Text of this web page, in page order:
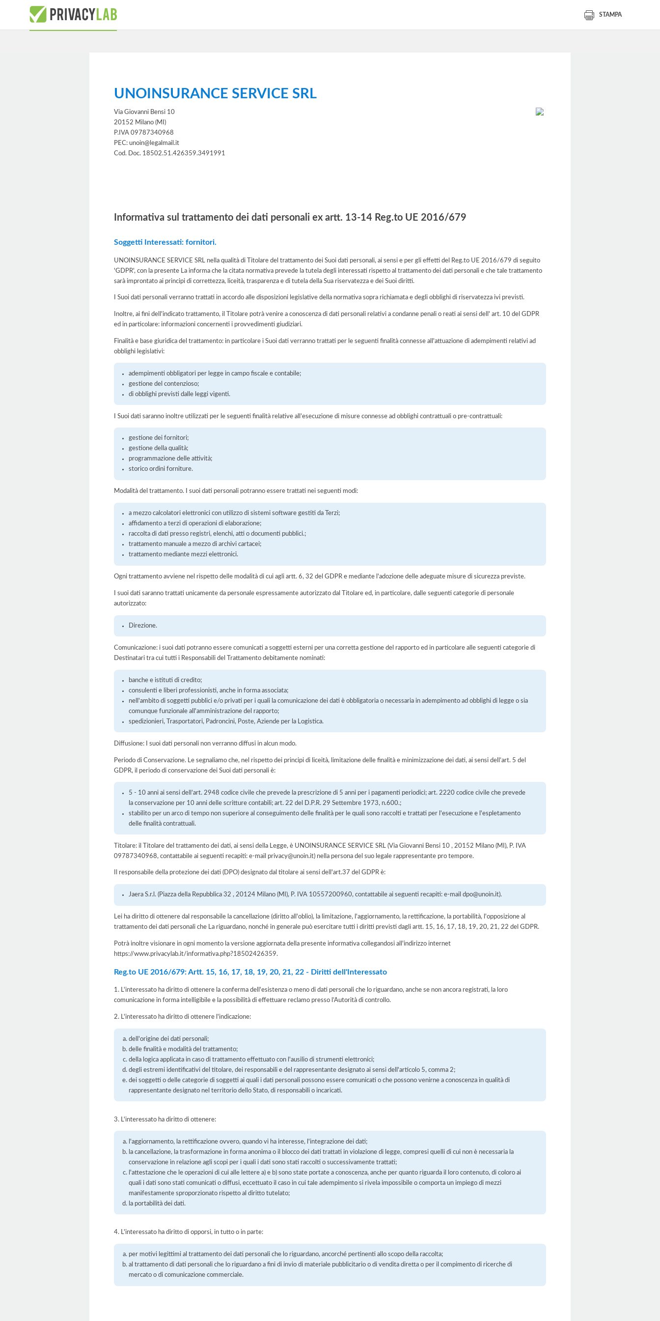
STAMPA
UNOINSURANCE SERVICE SRL
Via Giovanni Bensi 10
20152 Milano (MI)
P.IVA 09787340968
PEC: unoin@legalmail.it
Cod. Doc. 18502.51.426359.3491991
Informativa sul trattamento dei dati personali ex artt. 13-14 Reg.to UE 2016/679
Soggetti Interessati: fornitori.
UNOINSURANCE SERVICE SRL nella qualità di Titolare del trattamento dei Suoi dati personali, ai sensi e per gli effetti del Reg.to UE 2016/679 di seguito
'GDPR', con la presente La informa che la citata normativa prevede la tutela degli interessati rispetto al trattamento dei dati personali e che tale trattamento
sarà improntato ai principi di correttezza, liceità, trasparenza e di tutela della Sua riservatezza e dei Suoi diritti.
I Suoi dati personali verranno trattati in accordo alle disposizioni legislative della normativa sopra richiamata e degli obblighi di riservatezza ivi previsti.
Inoltre, ai fini dell'indicato trattamento, il Titolare potrà venire a conoscenza di dati personali relativi a condanne penali o reati ai sensi dell' art. 10 del GDPR
ed in particolare: informazioni concernenti i provvedimenti giudiziari.
Finalità e base giuridica del trattamento: in particolare i Suoi dati verranno trattati per le seguenti finalità connesse all'attuazione di adempimenti relativi ad
obblighi legislativi:
adempimenti obbligatori per legge in campo fiscale e contabile;
gestione del contenzioso;
di obblighi previsti dalle leggi vigenti.
I Suoi dati saranno inoltre utilizzati per le seguenti finalità relative all’esecuzione di misure connesse ad obblighi contrattuali o pre-contrattuali:
gestione dei fornitori;
gestione della qualità;
programmazione delle attività;
storico ordini forniture.
Modalità del trattamento. I suoi dati personali potranno essere trattati nei seguenti modi:
a mezzo calcolatori elettronici con utilizzo di sistemi software gestiti da Terzi;
affidamento a terzi di operazioni di elaborazione;
raccolta di dati presso registri, elenchi, atti o documenti pubblici.;
trattamento manuale a mezzo di archivi cartacei;
trattamento mediante mezzi elettronici.
Ogni trattamento avviene nel rispetto delle modalità di cui agli artt. 6, 32 del GDPR e mediante l'adozione delle adeguate misure di sicurezza previste.
I suoi dati saranno trattati unicamente da personale espressamente autorizzato dal Titolare ed, in particolare, dalle seguenti categorie di personale
autorizzato:
Direzione.
Comunicazione: i suoi dati potranno essere comunicati a soggetti esterni per una corretta gestione del rapporto ed in particolare alle seguenti categorie di
Destinatari tra cui tutti i Responsabili del Trattamento debitamente nominati:
banche e istituti di credito;
consulenti e liberi professionisti, anche in forma associata;
nell'ambito di soggetti pubblici e/o privati per i quali la comunicazione dei dati è obbligatoria o necessaria in adempimento ad obblighi di legge o sia
comunque funzionale all'amministrazione del rapporto;
spedizionieri, Trasportatori, Padroncini, Poste, Aziende per la Logistica.
Diffusione: I suoi dati personali non verranno diffusi in alcun modo.
Periodo di Conservazione. Le segnaliamo che, nel rispetto dei principi di liceità, limitazione delle finalità e minimizzazione dei dati, ai sensi dell’art. 5 del
GDPR, il periodo di conservazione dei Suoi dati personali è:
5 - 10 anni ai sensi dell’art. 2948 codice civile che prevede la prescrizione di 5 anni per i pagamenti periodici; art. 2220 codice civile che prevede
la conservazione per 10 anni delle scritture contabili; art. 22 del D.P.R. 29 Settembre 1973, n.600.;
stabilito per un arco di tempo non superiore al conseguimento delle finalità per le quali sono raccolti e trattati per l'esecuzione e l'espletamento
delle finalità contrattuali.
Titolare: il Titolare del trattamento dei dati, ai sensi della Legge, è UNOINSURANCE SERVICE SRL (Via Giovanni Bensi 10 , 20152 Milano (MI), P. IVA
09787340968, contattabile ai seguenti recapiti: e-mail privacy@unoin.it) nella persona del suo legale rappresentante pro tempore.
Il responsabile della protezione dei dati (DPO) designato dal titolare ai sensi dell'art.37 del GDPR è:
Jaera S.r.l. (Piazza della Repubblica 32 , 20124 Milano (MI), P. IVA 10557200960, contattabile ai seguenti recapiti: e-mail dpo@unoin.it).
Lei ha diritto di ottenere dal responsabile la cancellazione (diritto all'oblio), la limitazione, l'aggiornamento, la rettificazione, la portabilità, l'opposizione al
trattamento dei dati personali che La riguardano, nonché in generale può esercitare tutti i diritti previsti dagli artt. 15, 16, 17, 18, 19, 20, 21, 22 del GDPR.
Potrà inoltre visionare in ogni momento la versione aggiornata della presente informativa collegandosi all'indirizzo internet
https://www.privacylab.it/informativa.php?18502426359.
Reg.to UE 2016/679: Artt. 15, 16, 17, 18, 19, 20, 21, 22 - Diritti dell'Interessato
1. L'interessato ha diritto di ottenere la conferma dell'esistenza o meno di dati personali che lo riguardano, anche se non ancora registrati, la loro
comunicazione in forma intelligibile e la possibilità di effettuare reclamo presso l’Autorità di controllo.
2. L'interessato ha diritto di ottenere l'indicazione:
dell'origine dei dati personali;
delle finalità e modalità del trattamento;
della logica applicata in caso di trattamento effettuato con l'ausilio di strumenti elettronici;
degli estremi identificativi del titolare, dei responsabili e del rappresentante designato ai sensi dell'articolo 5, comma 2;
dei soggetti o delle categorie di soggetti ai quali i dati personali possono essere comunicati o che possono venirne a conoscenza in qualità di
rappresentante designato nel territorio dello Stato, di responsabili o incaricati.
3. L'interessato ha diritto di ottenere:
l'aggiornamento, la rettificazione ovvero, quando vi ha interesse, l'integrazione dei dati;
la cancellazione, la trasformazione in forma anonima o il blocco dei dati trattati in violazione di legge, compresi quelli di cui non è necessaria la
conservazione in relazione agli scopi per i quali i dati sono stati raccolti o successivamente trattati;
l'attestazione che le operazioni di cui alle lettere a) e b) sono state portate a conoscenza, anche per quanto riguarda il loro contenuto, di coloro ai
quali i dati sono stati comunicati o diffusi, eccettuato il caso in cui tale adempimento si rivela impossibile o comporta un impiego di mezzi
manifestamente sproporzionato rispetto al diritto tutelato;
la portabilità dei dati.
4. L'interessato ha diritto di opporsi, in tutto o in parte:
per motivi legittimi al trattamento dei dati personali che lo riguardano, ancorché pertinenti allo scopo della raccolta;
al trattamento di dati personali che lo riguardano a fini di invio di materiale pubblicitario o di vendita diretta o per il compimento di ricerche di
mercato o di comunicazione commerciale.